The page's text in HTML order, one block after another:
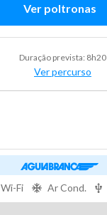
Ver poltronas
Duração prevista: 8h20
Ver percurso
Wi-Fi Ar Cond.